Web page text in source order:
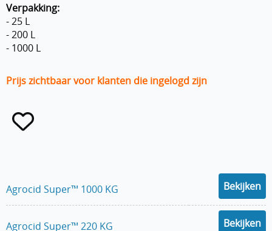
Verpakking:
- 25 L
- 200 L
- 1000 L
Prijs zichtbaar voor klanten die ingelogd zijn
Agrocid Super™ 1000 KG Bekijken
Agrocid Super™ 220 KG Bekijken